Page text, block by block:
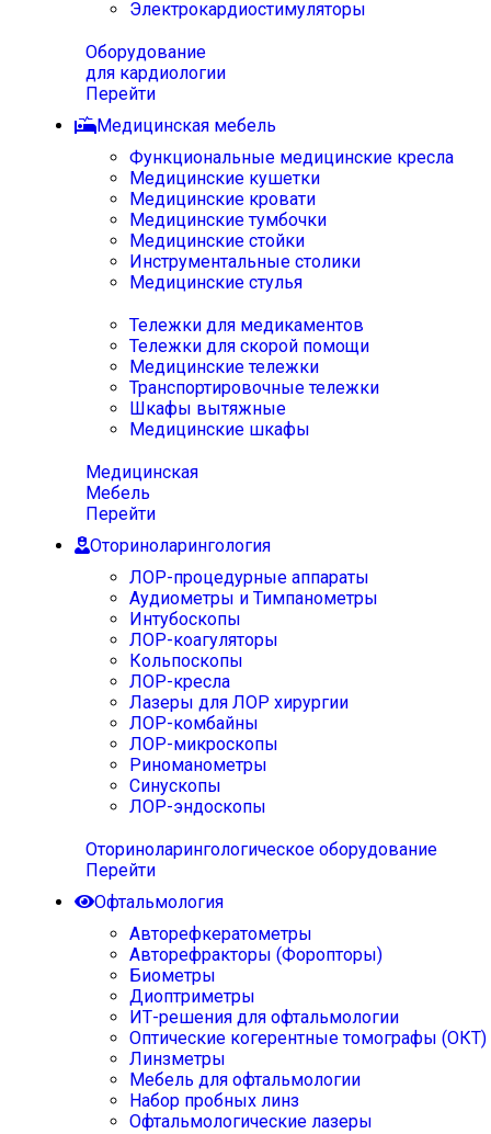
Электрокардиостимуляторы
Оборудование
для кардиологии
Перейти
Медицинская мебель
Функциональные медицинские кресла
Медицинские кушетки
Медицинские кровати
Медицинские тумбочки
Медицинские стойки
Инструментальные столики
Медицинские стулья
Тележки для медикаментов
Тележки для скорой помощи
Медицинские тележки
Транспортировочные тележки
Шкафы вытяжные
Медицинские шкафы
Медицинская
Мебель
Перейти
Оториноларингология
ЛОР-процедурные аппараты
Аудиометры и Тимпанометры
Интубоскопы
ЛОР-коагуляторы
Кольпоскопы
ЛОР-кресла
Лазеры для ЛОР хирургии
ЛОР-комбайны
ЛОР-микроскопы
Риноманометры
Синускопы
ЛОР-эндоскопы
Оториноларингологическое оборудование
Перейти
Офтальмология
Авторефкератометры
Авторефракторы (Форопторы)
Биометры
Диоптриметры
ИТ-решения для офтальмологии
Оптические когерентные томографы (ОКТ)
Линзметры
Мебель для офтальмологии
Набор пробных линз
Офтальмологические лазеры